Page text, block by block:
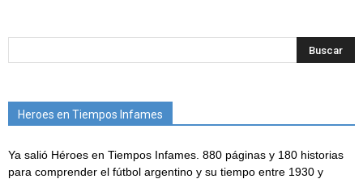
Heroes en Tiempos Infames
Ya salió Héroes en Tiempos Infames. 880 páginas y 180 historias
para comprender el fútbol argentino y su tiempo entre 1930 y